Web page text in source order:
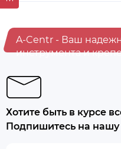
A-Centr - Ваш
инструмента и
Хотите быть в курсе
Подпишитесь на нашу